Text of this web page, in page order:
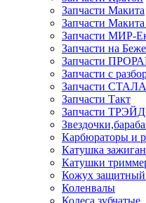
Запчасти Макита
Запчасти
Запчасти МИР-
Запчасти на
Запчасти
Запчасти с
Запчасти
Запчасти Такт
Запчасти
Карбюраторы и
Катушка
Катушки
Кожух
Коленвалы
Колеса